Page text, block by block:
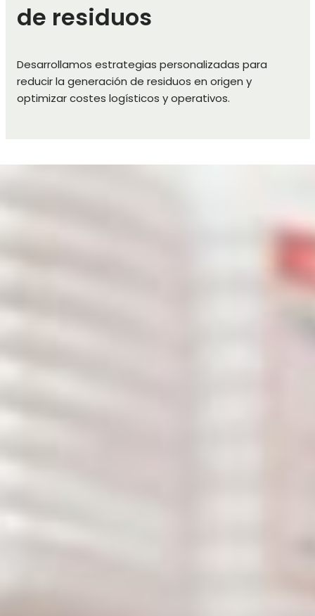
de residuos
Desarrollamos estrategias personalizadas para
reducir la generación de residuos en origen y
optimizar costes logísticos y operativos.